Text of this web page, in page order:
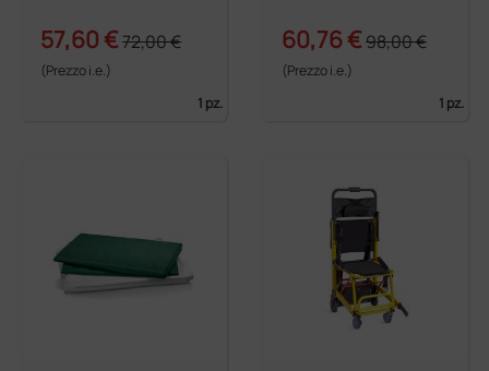
57,60 €72,00 €
(Prezzo i.e.)
1 pz.
60,76 €98,00 €
(Prezzo i.e.)
1 pz.